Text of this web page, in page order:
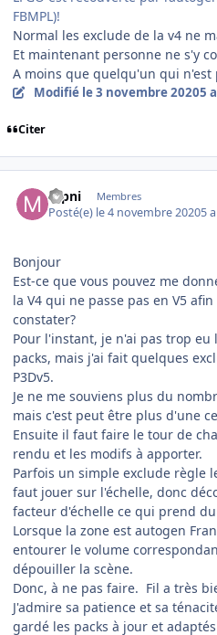
FBMPL)!
Normal les exclude de la v4 ne
Et maintenant personne ne s'y
A moins que quelqu'un qui n'est
Modifié le 3 novembre 20205 a
Citer
mpni Membres
Posté(e) le 4 novembre 20205 a
Bonjour
Est-ce que vous pouvez me
la V4 qui ne passe pas en V5
constater?
Pour l'instant, je n'ai pas trop eu
packs, mais j'ai fait quelques
P3Dv5.
Je ne me souviens plus du
mais c'est peut être plus d'une
Ensuite il faut faire le tour de
rendu et les modifs à apporter.
Parfois un simple exclude règle
faut jouer sur l'échelle, donc
facteur d'échelle ce qui prend
Lorsque la zone est autogen
entourer le volume
dépouiller la scène.
Donc, à ne pas faire. Fil a très
J'admire sa patience et sa
gardé les packs à jour et adaptés